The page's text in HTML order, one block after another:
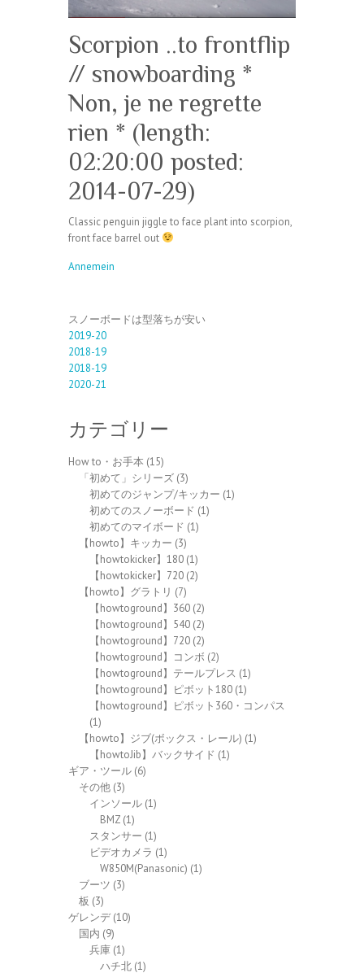
Scorpion ..to frontflip
// snowboarding *
Non, je ne regrette
rien * (length:
02:20:00 posted:
2014-07-29)
Classic penguin jiggle to face plant into scorpion,
front face barrel out
Annemein
スノーボードは型落ちが安い
2019-20
2018-19
2018-19
2020-21
カテゴリー
How to・お手本 (15)
「初めて」シリーズ (3)
初めてのジャンプ/キッカー (1)
初めてのスノーボード (1)
初めてのマイボード (1)
【howto】キッカー (3)
【howtokicker】180 (1)
【howtokicker】720 (2)
【howto】グラトリ (7)
【howtoground】360 (2)
【howtoground】540 (2)
【howtoground】720 (2)
【howtoground】コンボ (2)
【howtoground】テールプレス (1)
【howtoground】ピボット180 (1)
【howtoground】ピボット360・コンパス
(1)
【howto】ジブ(ボックス・レール) (1)
【howtoJib】バックサイド (1)
ギア・ツール (6)
その他 (3)
インソール (1)
BMZ (1)
スタンサー (1)
ビデオカメラ (1)
W850M(Panasonic) (1)
ブーツ (3)
板 (3)
ゲレンデ(10)
国内 (9)
兵庫 (1)
ハチ北 (1)